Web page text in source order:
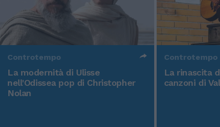
Controtempo
La modernità di Ulisse
nell'Odissea pop di Christopher
Nolan
Controtempo
La rinascita
canzoni di